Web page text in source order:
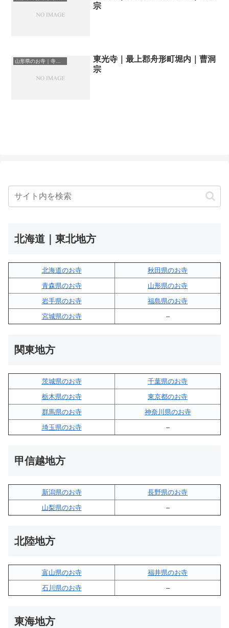
宗
山形県のお寺｜寺院一覧
東光寺｜最上郡舟形町堀内｜曹洞
宗
北海道｜東北地方
北海道のお寺
秋田県のお寺
青森県のお寺
山形県のお寺
岩手県のお寺
福島県のお寺
宮城県のお寺
–
関東地方
茨城県のお寺
千葉県のお寺
栃木県のお寺
東京都のお寺
群馬県のお寺
神奈川県のお寺
埼玉県のお寺
–
甲信越地方
新潟県のお寺
長野県のお寺
山梨県のお寺
–
北陸地方
富山県のお寺
福井県のお寺
石川県のお寺
–
東海地方